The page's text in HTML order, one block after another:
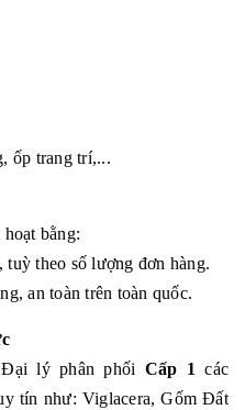
ốp trang trí,...
bằng:
tuỳ theo số lượng đơn hàng.
an toàn trên toàn quốc.
lý phân phối Cấp 1 các
tín như: Viglacera, Gốm Đất